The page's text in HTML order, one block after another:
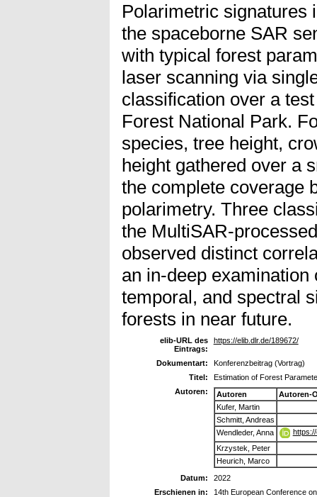
Polarimetric signatures
the spaceborne SAR
with typical forest
laser scanning via
classification over a
Forest National Park.
species, tree height,
height gathered over a
the complete coverage
polarimetry. Three
the MultiSAR-
observed distinct
an in-deep
temporal, and spectral
forests in near future.
elib-URL des
Eintrags:
https://elib.dlr.de/189672/
Dokumentart:
Konferenzbeitrag (Vortrag)
Titel:
Estimation of Forest
Autoren:
Autoren
Autoren-
Kufer, Martin
Schmitt, Andreas
Wendleder, Anna
Krzystek, Peter
Heurich, Marco
Datum:
2022
Erschienen in:
14th European Conference